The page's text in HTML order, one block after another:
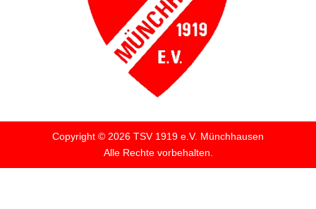
Copyright © 2026 TSV 1919 e.V. Münchhausen
Alle Rechte vorbehalten.